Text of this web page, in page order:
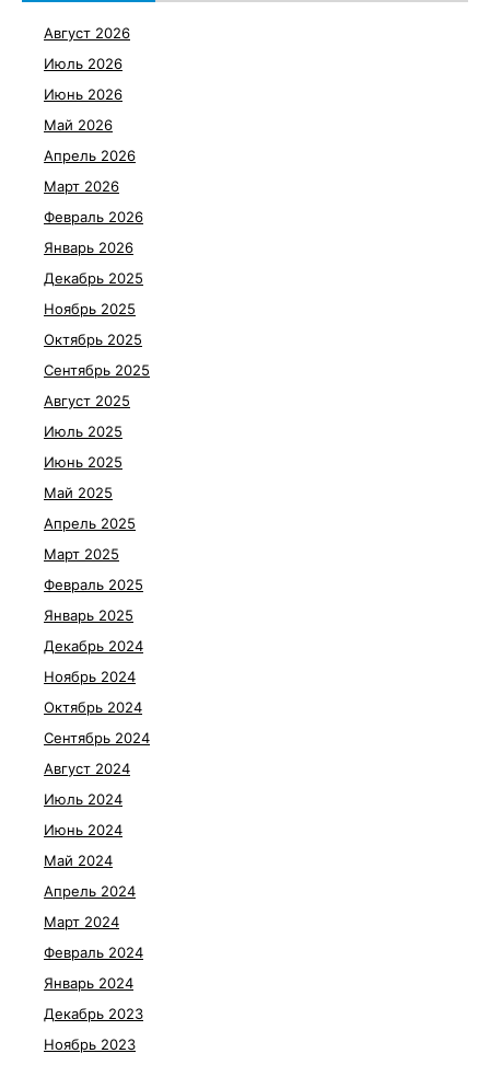
Август 2026
Июль 2026
Июнь 2026
Май 2026
Апрель 2026
Март 2026
Февраль 2026
Январь 2026
Декабрь 2025
Ноябрь 2025
Октябрь 2025
Сентябрь 2025
Август 2025
Июль 2025
Июнь 2025
Май 2025
Апрель 2025
Март 2025
Февраль 2025
Январь 2025
Декабрь 2024
Ноябрь 2024
Октябрь 2024
Сентябрь 2024
Август 2024
Июль 2024
Июнь 2024
Май 2024
Апрель 2024
Март 2024
Февраль 2024
Январь 2024
Декабрь 2023
Ноябрь 2023